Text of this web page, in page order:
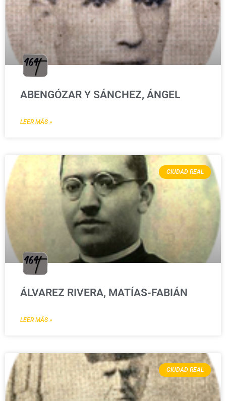
ABENGÓZAR Y SÁNCHEZ, ÁNGEL
LEER MÁS »
CIUDAD REAL
ÁLVAREZ RIVERA, MATÍAS-FABIÁN
LEER MÁS »
CIUDAD REAL